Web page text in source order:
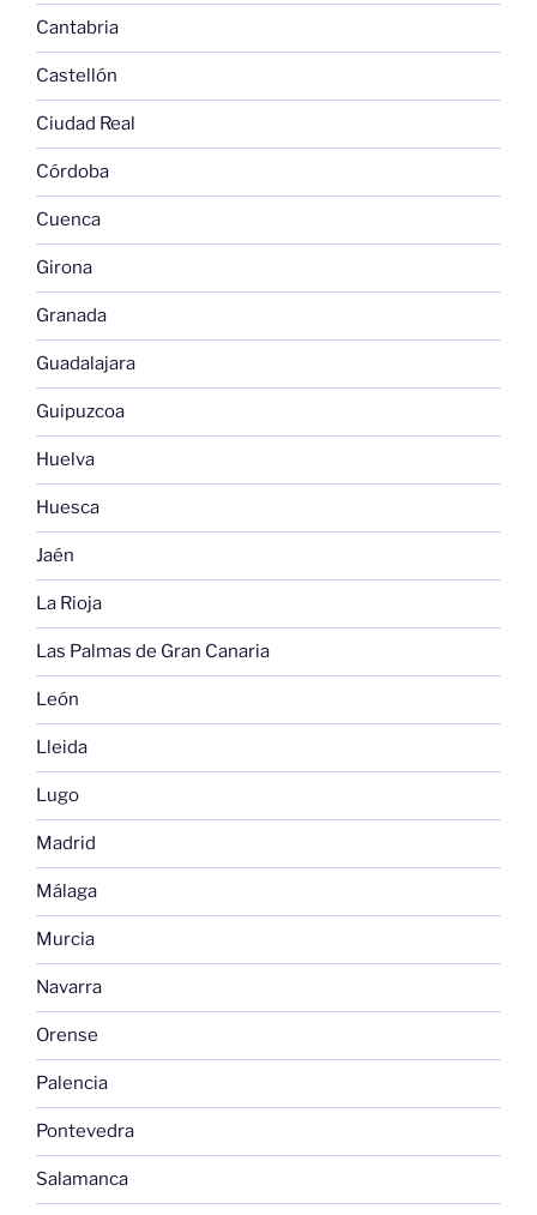
Cantabria
Castellón
Ciudad Real
Córdoba
Cuenca
Girona
Granada
Guadalajara
Guipuzcoa
Huelva
Huesca
Jaén
La Rioja
Las Palmas de Gran Canaria
León
Lleida
Lugo
Madrid
Málaga
Murcia
Navarra
Orense
Palencia
Pontevedra
Salamanca